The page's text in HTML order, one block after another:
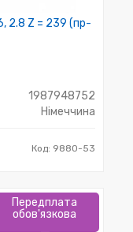
2.8 Z = 239 (пр-
1987948752
Німеччина
Код: 9880-53
Передплата
обов'язкова